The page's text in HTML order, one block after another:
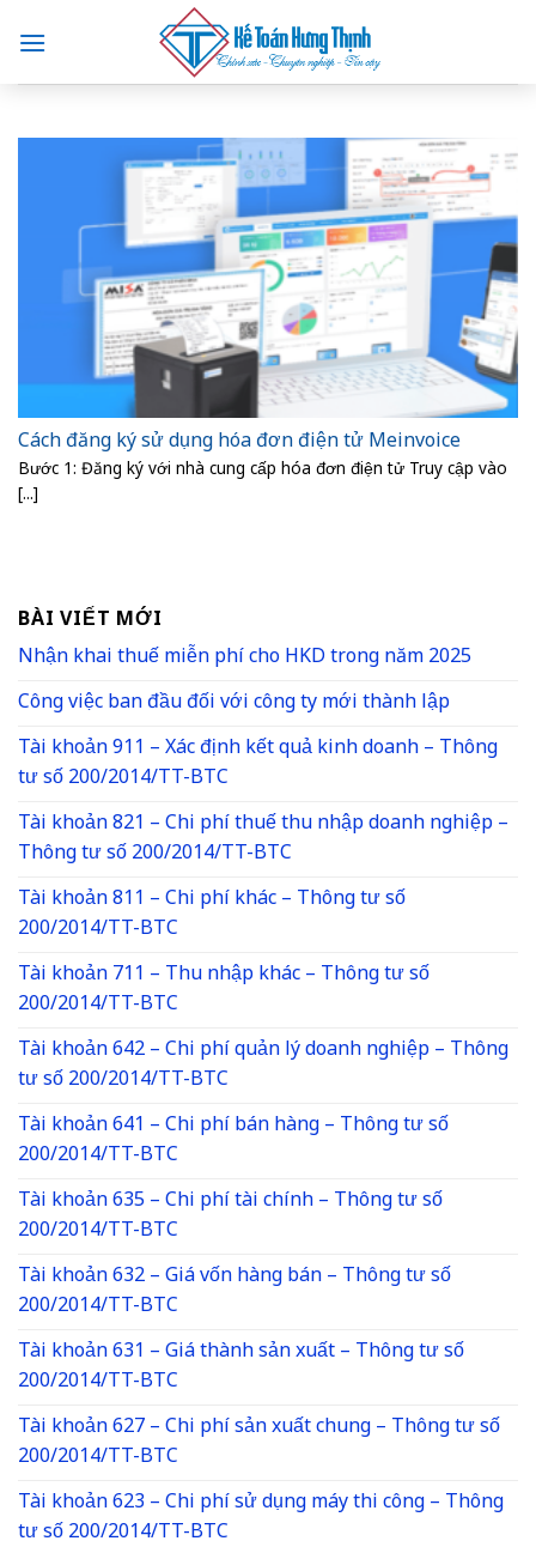
content
Cách đăng ký sử dụng hóa đơn điện tử Meinvoice
Bước 1: Đăng ký với nhà cung cấp hóa đơn điện tử Truy cập vào
[...]
BÀI VIẾT MỚI
Nhận khai thuế miễn phí cho HKD trong năm 2025
Công việc ban đầu đối với công ty mới thành lập
Tài khoản 911 – Xác định kết quả kinh doanh – Thông
tư số 200/2014/TT-BTC
Tài khoản 821 – Chi phí thuế thu nhập doanh nghiệp –
Thông tư số 200/2014/TT-BTC
Tài khoản 811 – Chi phí khác – Thông tư số
200/2014/TT-BTC
Tài khoản 711 – Thu nhập khác – Thông tư số
200/2014/TT-BTC
Tài khoản 642 – Chi phí quản lý doanh nghiệp – Thông
tư số 200/2014/TT-BTC
Tài khoản 641 – Chi phí bán hàng – Thông tư số
200/2014/TT-BTC
Tài khoản 635 – Chi phí tài chính – Thông tư số
200/2014/TT-BTC
Tài khoản 632 – Giá vốn hàng bán – Thông tư số
200/2014/TT-BTC
Tài khoản 631 – Giá thành sản xuất – Thông tư số
200/2014/TT-BTC
Tài khoản 627 – Chi phí sản xuất chung – Thông tư số
200/2014/TT-BTC
Tài khoản 623 – Chi phí sử dụng máy thi công – Thông